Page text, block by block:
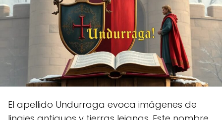
El apellido Undurraga evoca imágenes de